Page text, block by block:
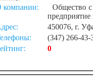
компании:
Общество с
450076, г.
(347) 266-43-
0